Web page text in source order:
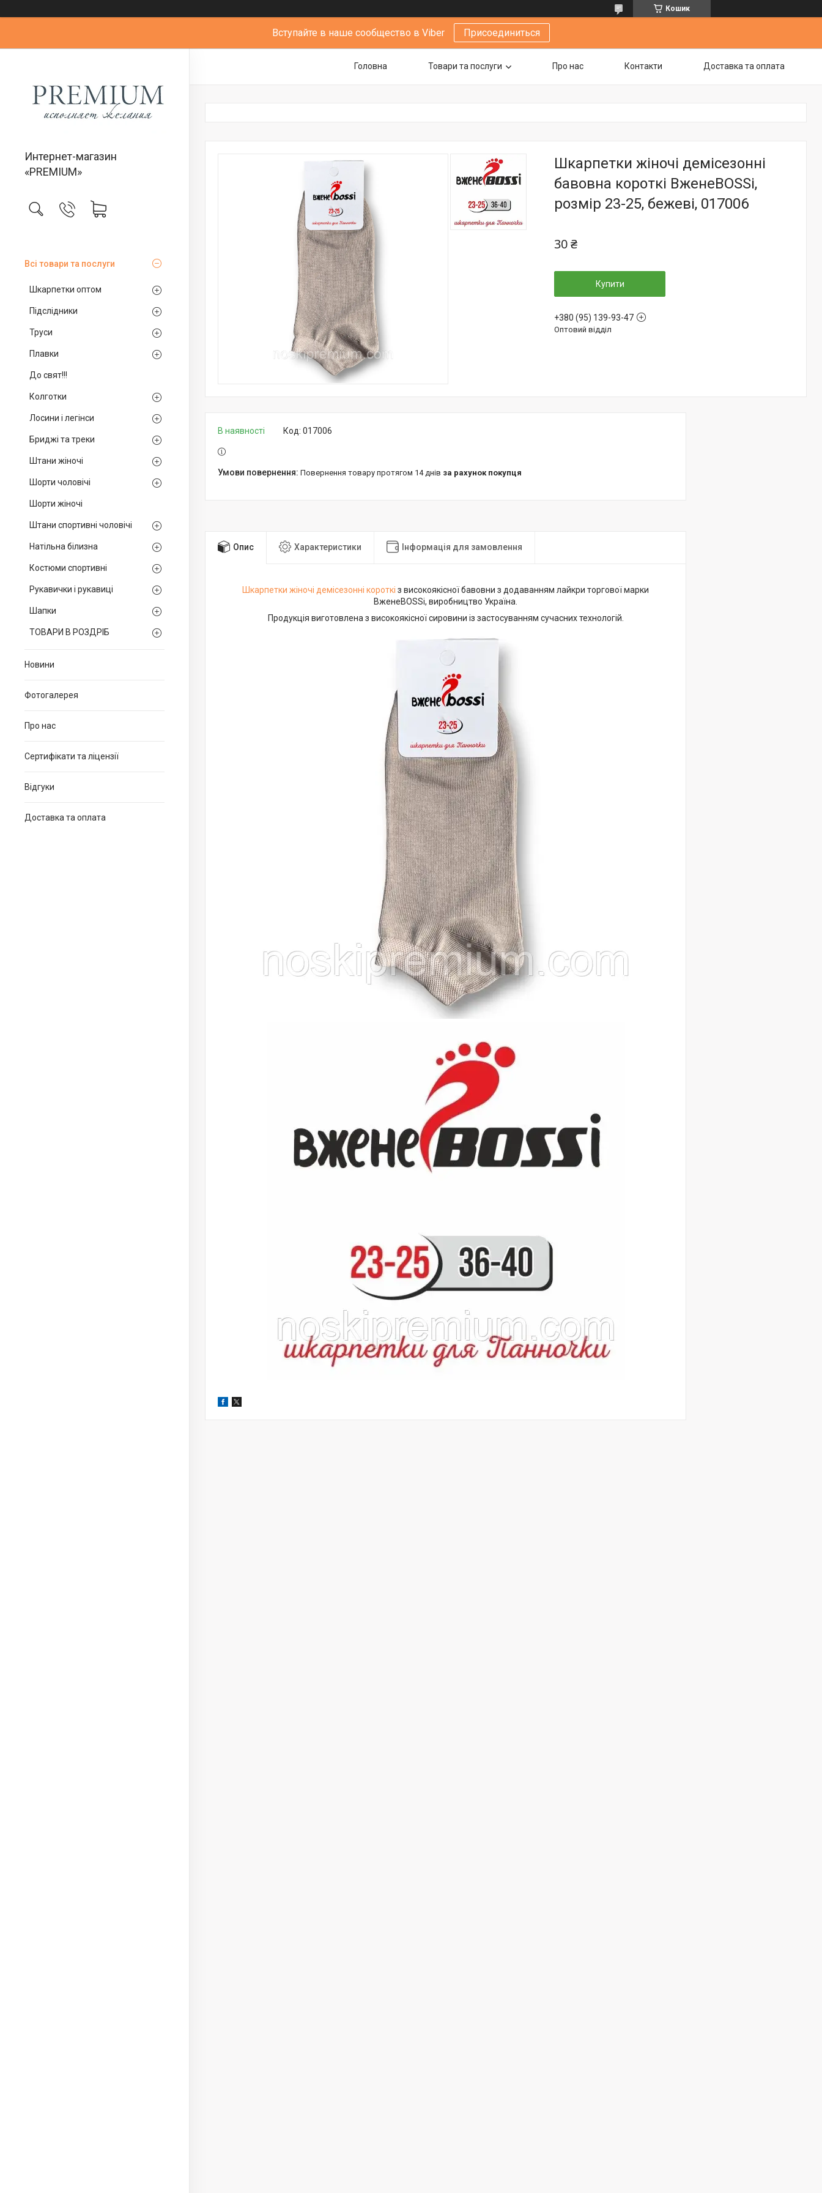
Кошик
Вступайте в наше сообщество в Viber Присоединиться
Интернет-магазин
«PREMIUM»
Всі товари та послуги
Шкарпетки оптом
Підслідники
Труси
Плавки
До свят!!!
Колготки
Лосини і легінси
Бриджі та треки
Штани жіночі
Шорти чоловічі
Шорти жіночі
Штани спортивні чоловічі
Натільна білизна
Костюми спортивні
Рукавички і рукавиці
Шапки
ТОВАРИ В РОЗДРІБ
Новини
Фотогалерея
Про нас
Сертифікати та ліцензії
Відгуки
Доставка та оплата
Головна Товари та послуги Про нас Контакти Доставка та оплата
Шкарпетки жіночі демісезонні
бавовна короткі ВженеBOSSі,
розмір 23-25, бежеві, 017006
30 ₴
Купити
+380 (95) 139-93-47
Оптовий відділ
В наявності Код: 017006
повернення товару протягом 14 днів за рахунок покупця
Опис Характеристики Інформація для замовлення
Шкарпетки жіночі демісезонні короткі з високоякісної бавовни з додаванням лайкри торгової марки
ВженеBOSSі, виробництво Україна.
Продукція виготовлена з високоякісної сировини із застосуванням сучасних технологій.